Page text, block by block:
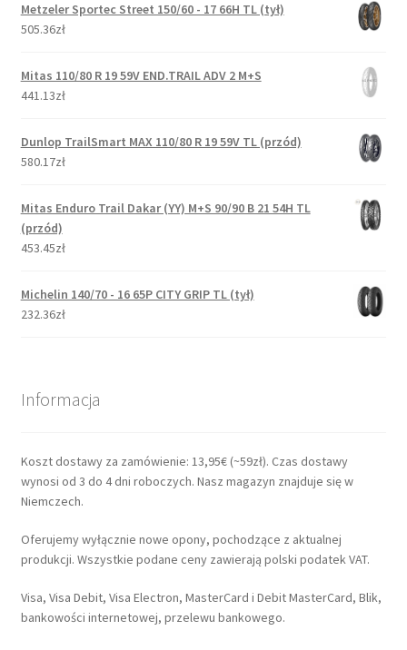
Metzeler Sportec Street 150/60 - 17 66H TL (tył)
505.36zł
Mitas 110/80 R 19 59V END.TRAIL ADV 2 M+S
441.13zł
Dunlop TrailSmart MAX 110/80 R 19 59V TL (przód)
580.17zł
Mitas Enduro Trail Dakar (YY) M+S 90/90 B 21 54H TL
(przód)
453.45zł
Michelin 140/70 - 16 65P CITY GRIP TL (tył)
232.36zł
Informacja
Koszt dostawy za zamówienie: 13,95€ (~59zł). Czas dostawy
wynosi od 3 do 4 dni roboczych. Nasz magazyn znajduje się w
Niemczech.
Oferujemy wyłącznie nowe opony, pochodzące z aktualnej
produkcji. Wszystkie podane ceny zawierają polski podatek VAT.
Visa, Visa Debit, Visa Electron, MasterCard i Debit MasterCard, Blik,
bankowości internetowej, przelewu bankowego.